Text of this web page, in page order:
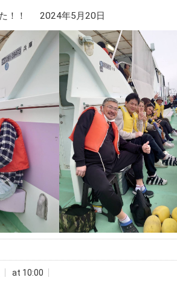
た！！ 2024年5月20日
at 10:00